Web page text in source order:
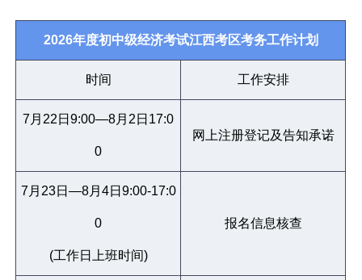
2026年度初中级经济考试江西考区考务工作计划
时间 工作安排
7月22日9:00—8月2日17:0
0
网上注册登记及告知承诺
7月23日—8月4日 9:00-17:0
0
(工作日上班时间)
报名信息核查